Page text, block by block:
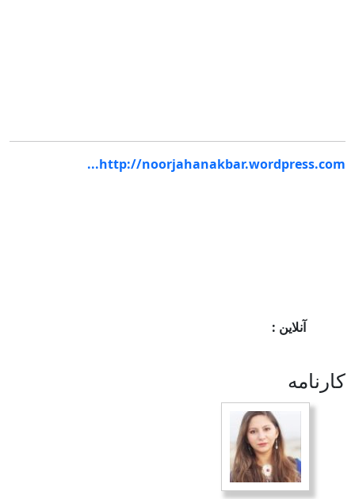
آنلاین :
http://noorjahanakbar.wordpress.com...
كارنامه